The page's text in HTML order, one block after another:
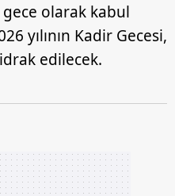
olarak kabul
yılının Kadir Gecesi,
edilecek.